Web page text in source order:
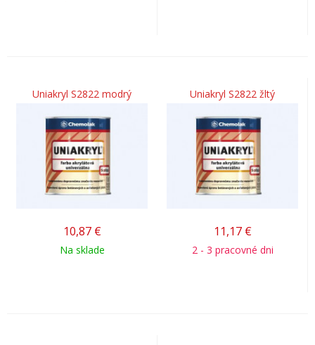
Uniakryl S2822 modrý
10,87 €
Na sklade
Uniakryl S2822 žltý
11,17 €
2 - 3 pracovné dni